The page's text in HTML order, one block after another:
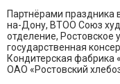
Партнёрами праздника
на-Дону, ВТОО Союз
отделение, Ростовское
государственная
Кондитерская фабрика
ОАО «Ростовский